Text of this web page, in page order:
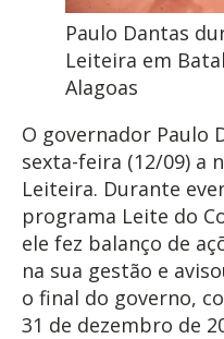
Paulo Dantas
Leiteira em
Alagoas
O governador Paulo
sexta-feira (12/09) a
Leiteira. Durante
programa Leite do
ele fez balanço de
na sua gestão e
o final do governo,
31 de dezembro de